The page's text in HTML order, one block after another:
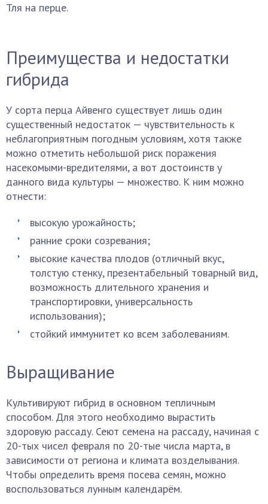
Тля на перце.
Преимущества и недостатки
гибрида
У сорта перца Айвенго существует лишь один
существенный недостаток — чувствительность к
неблагоприятным погодным условиям, хотя также
можно отметить небольшой риск поражения
насекомыми-вредителями, а вот достоинств у
данного вида культуры — множество. К ним можно
отнести:
высокую урожайность;
ранние сроки созревания;
высокие качества плодов (отличный вкус,
толстую стенку, презентабельный товарный вид,
возможность длительного хранения и
транспортировки, универсальность
использования);
стойкий иммунитет ко всем заболеваниям.
Выращивание
Культивируют гибрид в основном тепличным
способом. Для этого необходимо вырастить
здоровую рассаду. Сеют семена на рассаду, начиная с
20-тых чисел февраля по 20-тые числа марта, в
зависимости от региона и климата возделывания.
Чтобы определить время посева семян, можно
воспользоваться лунным календарём.